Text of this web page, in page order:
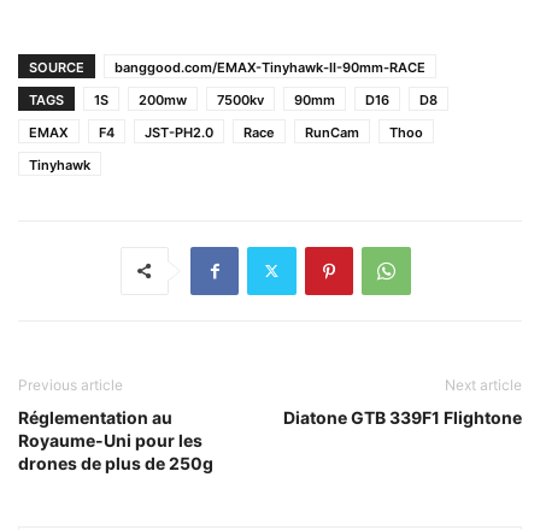
SOURCE
banggood.com/EMAX-Tinyhawk-II-90mm-RACE
TAGS
1S 200mw 7500kv 90mm D16
D8
EMAX
F4 JST-PH2.0 Race RunCam
Thoo
Tinyhawk
Previous article
Réglementation au
Royaume-Uni pour les
drones de plus de 250g
Next article
Diatone GTB 339F1 Flightone